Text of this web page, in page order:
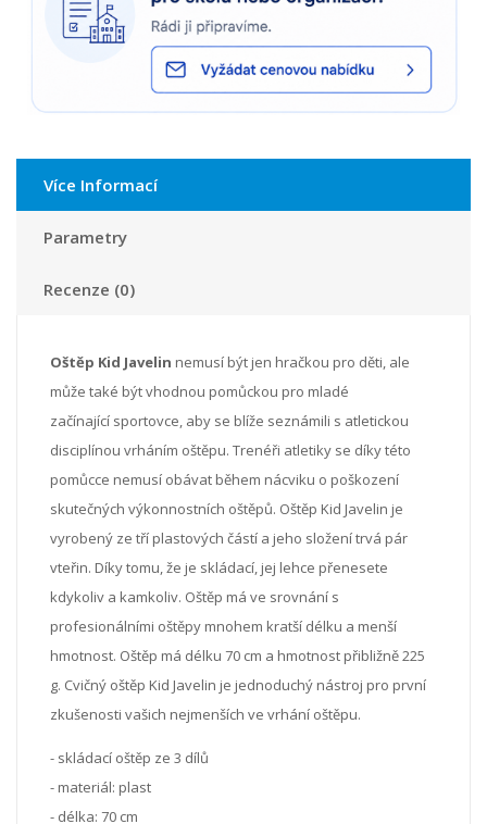
Více Informací
Parametry
Recenze (0)
Oštěp Kid Javelin nemusí být jen hračkou pro děti, ale
může také být vhodnou pomůckou pro mladé
začínající sportovce, aby se blíže seznámili s atletickou
disciplínou vrháním oštěpu. Trenéři atletiky se díky této
pomůcce nemusí obávat během nácviku o poškození
skutečných výkonnostních oštěpů. Oštěp Kid Javelin je
vyrobený ze tří plastových částí a jeho složení trvá pár
vteřin. Díky tomu, že je skládací, jej lehce přenesete
kdykoliv a kamkoliv. Oštěp má ve srovnání s
profesionálními oštěpy mnohem kratší délku a menší
hmotnost. Oštěp má délku 70 cm a hmotnost přibližně 225
g. Cvičný oštěp Kid Javelin je jednoduchý nástroj pro první
zkušenosti vašich nejmenších ve vrhání oštěpu.
- skládací oštěp ze 3 dílů
- materiál: plast
- délka: 70 cm